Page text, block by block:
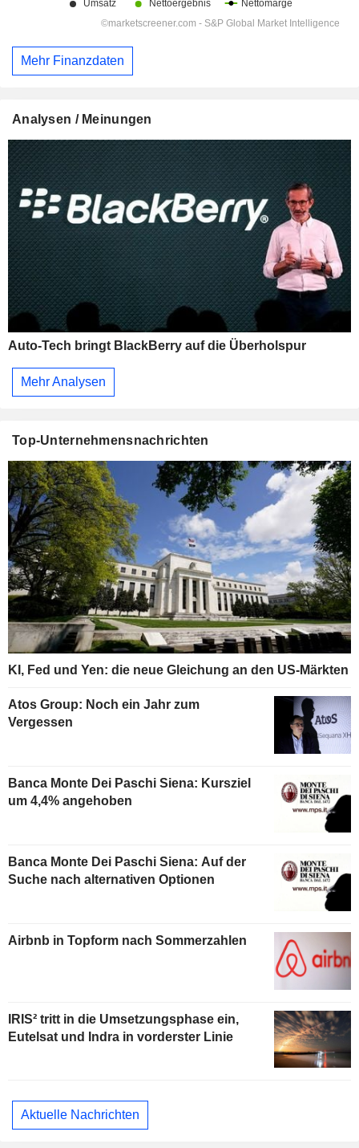
Mehr Finanzdaten
Analysen / Meinungen
Auto-Tech bringt BlackBerry auf die Überholspur
Mehr Analysen
Top-Unternehmensnachrichten
KI, Fed und Yen: die neue Gleichung an den US-Märkten
Atos Group: Noch ein Jahr zum
Vergessen
Banca Monte Dei Paschi Siena: Kursziel
um 4,4% angehoben
Banca Monte Dei Paschi Siena: Auf der
Suche nach alternativen Optionen
Airbnb in Topform nach Sommerzahlen
IRIS² tritt in die Umsetzungsphase ein,
Eutelsat und Indra in vorderster Linie
Aktuelle Nachrichten